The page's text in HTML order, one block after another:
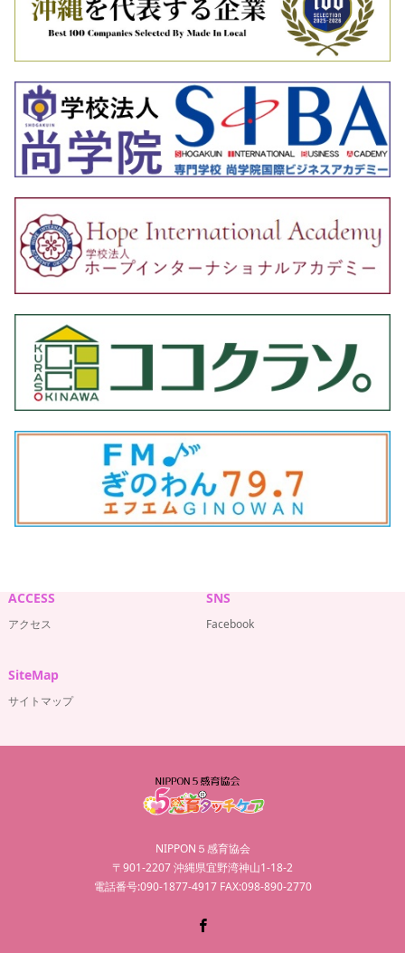
ACCESS
アクセス
SNS
Facebook
SiteMap
サイトマップ
NIPPON５感育協会
〒901-2207 沖縄県宜野湾神山1-18-2
電話番号:090-1877-4917 FAX:098-890-2770